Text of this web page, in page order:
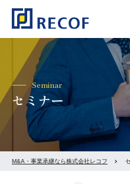
Seminar
セミナー
M&A・事業承継なら株式会社レコフ